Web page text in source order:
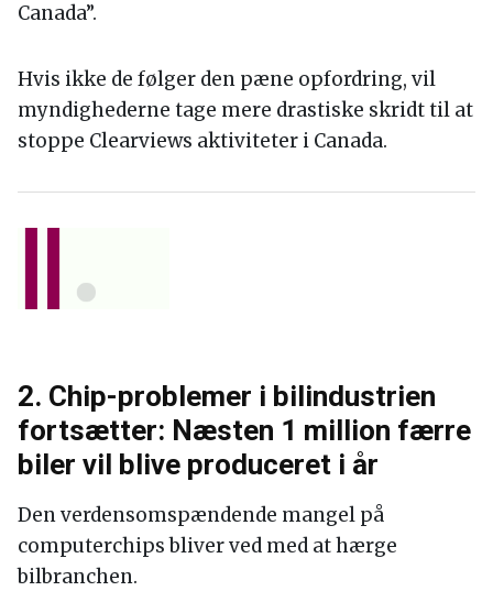
Canada”.
Hvis ikke de følger den pæne opfordring, vil
myndighederne tage mere drastiske skridt til at
stoppe Clearviews aktiviteter i Canada.
2. Chip-problemer i bilindustrien
fortsætter: Næsten 1 million færre
biler vil blive produceret i år
Den verdensomspændende mangel på
computerchips bliver ved med at hærge
bilbranchen.